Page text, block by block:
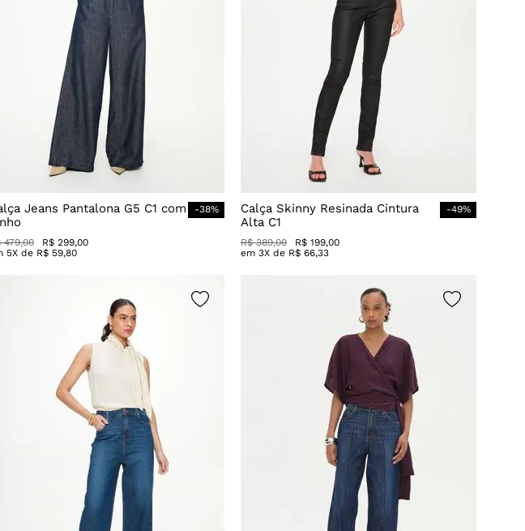
Jeans Pantalona G5 C1 com
-38%
479,00 R$ 299,00
5X de R$ 59,80
Calça Skinny Resinada Cintura
Alta C1
-49%
R$ 389,00 R$ 199,00
em 3X de R$ 66,33